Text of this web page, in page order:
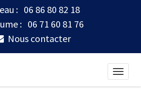
: 06 86 80 82 18
: 06 71 60 81 76
Nous contacter
Toggle